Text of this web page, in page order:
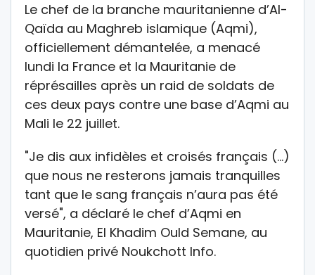
Le chef de la branche mauritanienne d’Al-
Qaïda au Maghreb islamique (Aqmi),
officiellement démantelée, a menacé
lundi la France et la Mauritanie de
réprésailles après un raid de soldats de
ces deux pays contre une base d’Aqmi au
Mali le 22 juillet.
"Je dis aux infidèles et croisés français (…)
que nous ne resterons jamais tranquilles
tant que le sang français n’aura pas été
versé", a déclaré le chef d’Aqmi en
Mauritanie, El Khadim Ould Semane, au
quotidien privé Noukchott Info.